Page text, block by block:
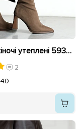
Чоботи жіночі утеплені 593405 Коричневі
2
40